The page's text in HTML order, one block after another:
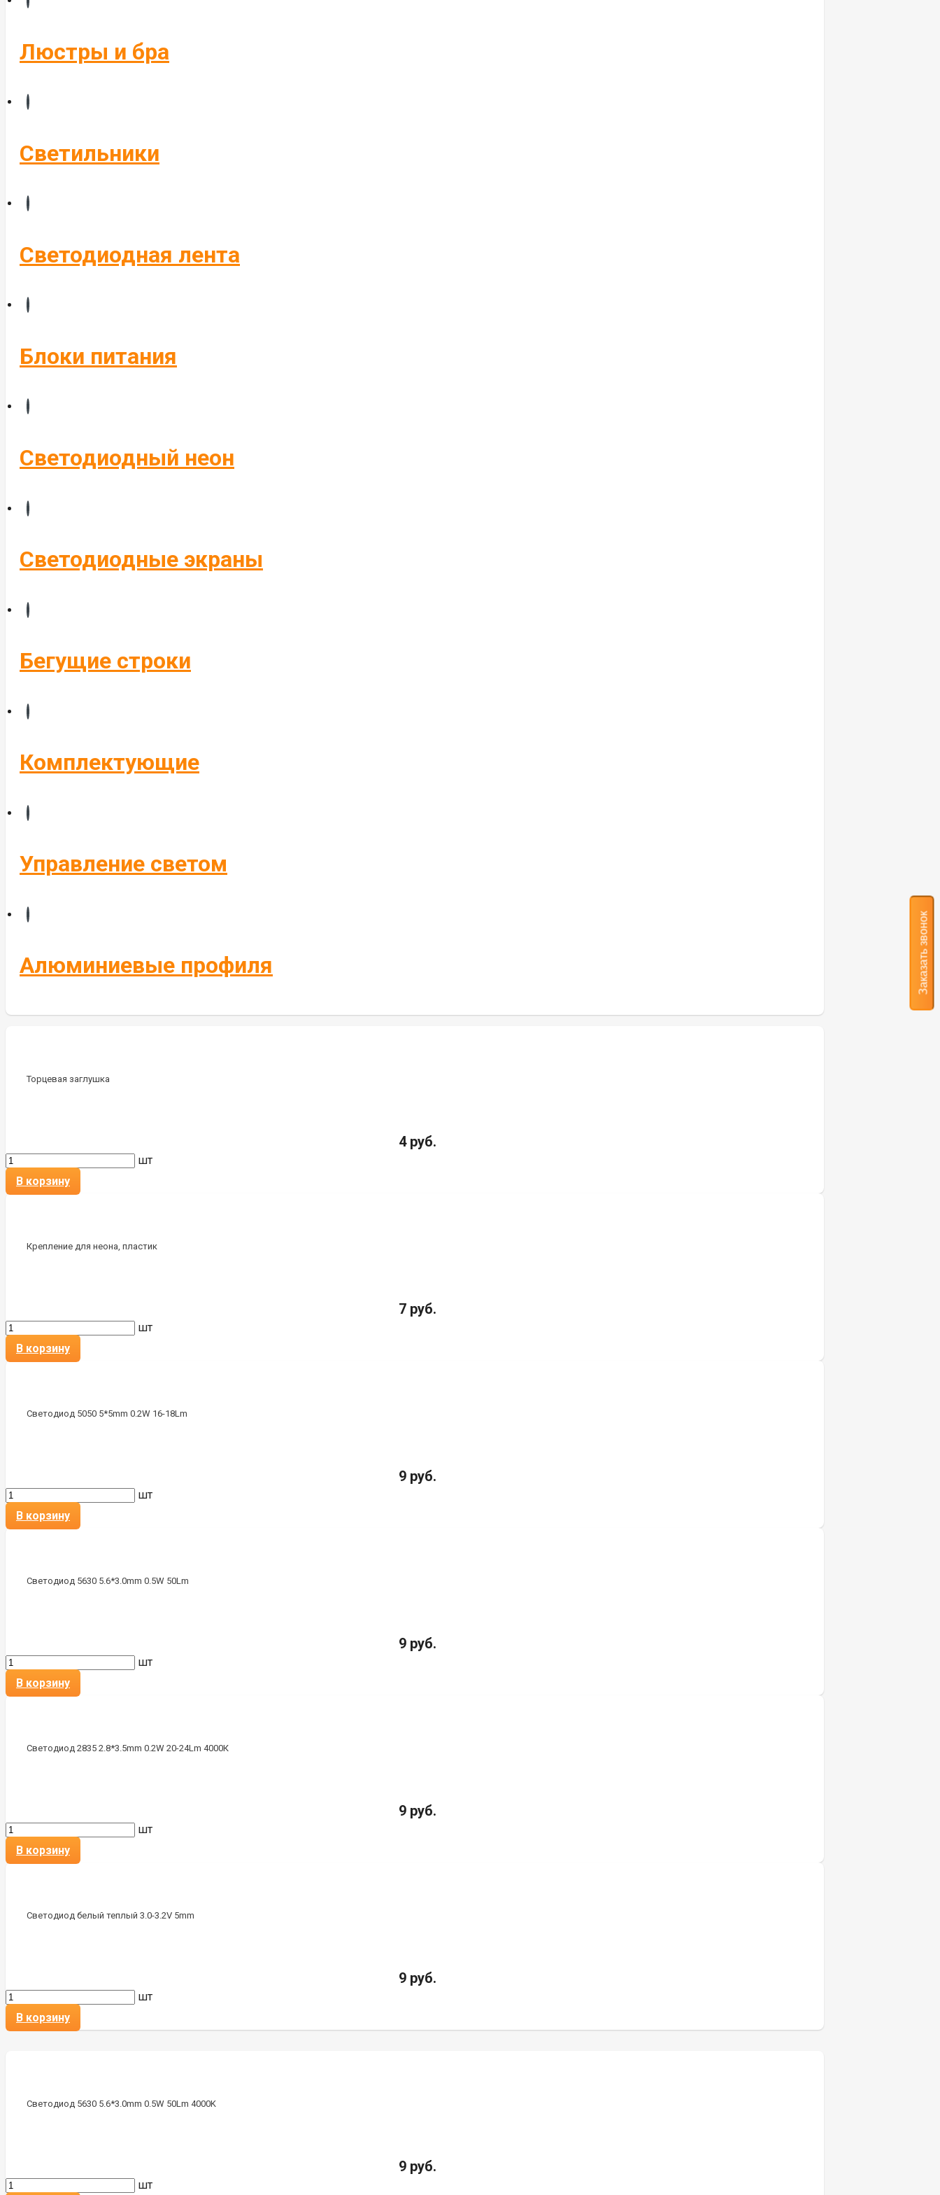
Управление светом
Люстры и бра
Светильники
Светодиодная лента
Блоки питания
Светодиодный неон
Светодиодные экраны
Бегущие строки
Комплектующие
Управление светом
Алюминиевые профиля
Торцевая заглушка
4 руб.
шт
В корзину
Крепление для неона, пластик
7 руб.
шт
В корзину
Светодиод 5050 5*5mm 0.2W 16-18Lm
9 руб.
шт
В корзину
Светодиод 5630 5.6*3.0mm 0.5W 50Lm
9 руб.
шт
В корзину
Светодиод 2835 2.8*3.5mm 0.2W 20-24Lm 4000К
9 руб.
шт
В корзину
Светодиод белый теплый 3.0-3.2V 5mm
9 руб.
шт
В корзину
Светодиод 5630 5.6*3.0mm 0.5W 50Lm 4000K
9 руб.
шт
Заказать звонок